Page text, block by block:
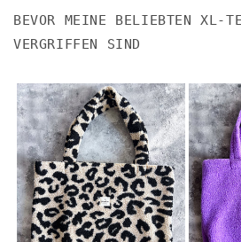
BEVOR MEINE BELIEBTEN XL-
VERGRIFFEN SIND